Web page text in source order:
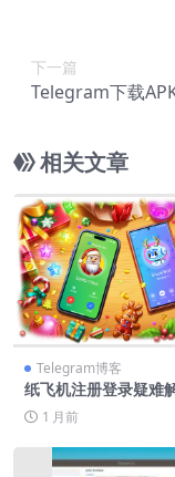
下一篇
Telegram下载
相关文章
Telegram博客
纸飞机注册登录疑
验证码收不到？新设
录？1 月前